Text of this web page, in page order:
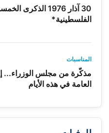
30 آذار 1976
الفلسطينية*
المناسبات
مذكّرة من مجلس الوزراء...
العامة في هذه الأيام